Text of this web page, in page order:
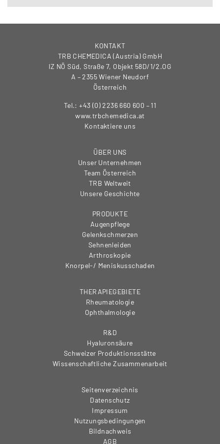
KONTAKT
TRB CHEMEDICA (Austria) GmbH
IZ NÖ Süd, Straße 7, Objekt 58D/1/2.OG
A – 2355 Wiener Neudorf
Österreich
Tel.: +43 (0) 2236 660 600 – 11
www.trbchemedica.at
Kontaktiere uns
ÜBER UNS
Unser Unternehmen
Team Österreich
TRB Weltweit
Unsere Geschichte
PRODUKTE
Augenpflege
Gelenkschmerzen
Sehnenleiden
Arthroskopie
Knorpel-/ Meniskusschaden
THERAPIEGEBIETE
Rheumatologie
Ophthalmologie
R&D
Hyaluronsäure
Schweizer Produktionsstätte
Wissenschaftliche Zusammenarbeit
Seitenverzeichnis
Datenschutz
Impressum
Nutzungsbedingungen
Bildnachweis
AGB